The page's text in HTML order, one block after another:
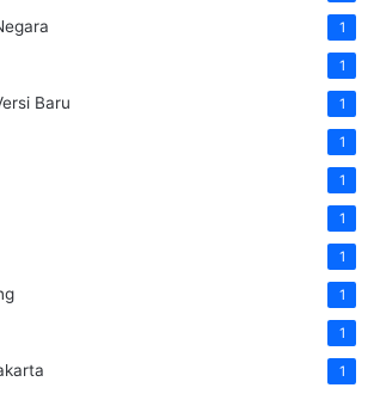
1
1
Baru 1
1
1
1
1
1
1
1